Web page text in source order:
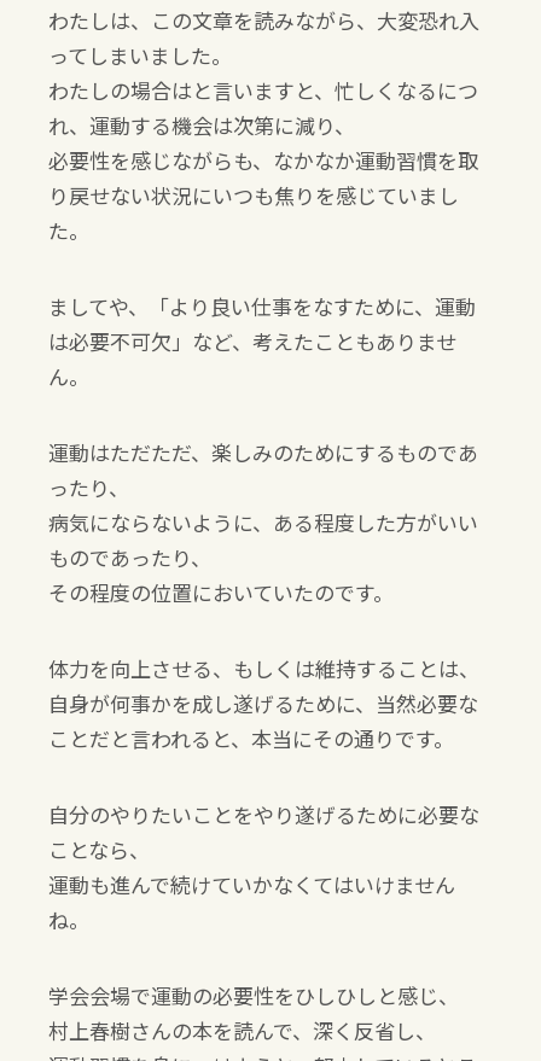
わたしは、この文章を読みながら、大変恐れ入
ってしまいました。
わたしの場合はと言いますと、忙しくなるにつ
れ、運動する機会は次第に減り、
必要性を感じながらも、なかなか運動習慣を取
り戻せない状況にいつも焦りを感じていまし
た。
ましてや、「より良い仕事をなすために、運動
は必要不可欠」など、考えたこともありませ
ん。
運動はただただ、楽しみのためにするものであ
ったり、
病気にならないように、ある程度した方がいい
ものであったり、
その程度の位置においていたのです。
体力を向上させる、もしくは維持することは、
自身が何事かを成し遂げるために、当然必要な
ことだと言われると、本当にその通りです。
自分のやりたいことをやり遂げるために必要な
ことなら、
運動も進んで続けていかなくてはいけません
ね。
学会会場で運動の必要性をひしひしと感じ、
村上春樹さんの本を読んで、深く反省し、